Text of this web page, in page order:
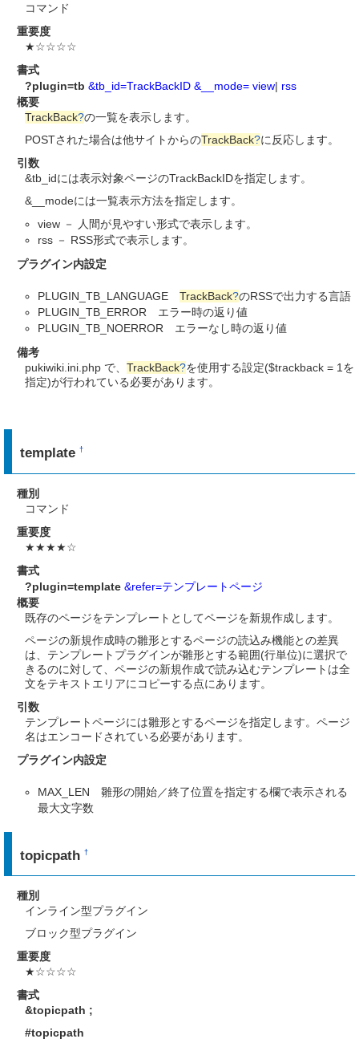
コマンド
重要度
★☆☆☆☆
書式
?plugin=tb &tb_id=TrackBackID &__mode= view| rss
概要
TrackBack?の一覧を表示します。
POSTされた場合は他サイトからのTrackBack?に反応します。
引数
&tb_idには表示対象ページのTrackBackIDを指定します。
&__modeには一覧表示方法を指定します。
view － 人間が見やすい形式で表示します。
rss － RSS形式で表示します。
プラグイン内設定
PLUGIN_TB_LANGUAGE TrackBack?のRSSで出力する言語
PLUGIN_TB_ERROR エラー時の返り値
PLUGIN_TB_NOERROR エラーなし時の返り値
備考
pukiwiki.ini.php で、 TrackBack?を使用する設定($trackback = 1を
指定)が行われている必要があります。
template†
種別
コマンド
重要度
★★★★☆
書式
?plugin=template &refer=テンプレートページ
概要
既存のページをテンプレートとしてページを新規作成します。
ページの新規作成時の雛形とするページの読込み機能との差異
は、テンプレートプラグインが雛形とする範囲(行単位)に選択で
きるのに対して、ページの新規作成で読み込むテンプレートは全
文をテキストエリアにコピーする点にあります。
引数
テンプレートページには雛形とするページを指定します。ページ
名はエンコードされている必要があります。
プラグイン内設定
MAX_LEN 雛形の開始／終了位置を指定する欄で表示される
最大文字数
topicpath†
種別
インライン型プラグイン
ブロック型プラグイン
重要度
★☆☆☆☆
書式
&topicpath ;
#topicpath